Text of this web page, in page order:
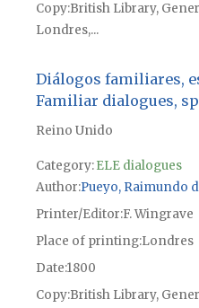
CopyBritish Library,
Londres,...
Diálogos familiares,
Familiar dialogues,
Reino Unido
Category:ELE dialogues
Author Pueyo, Raimundo
Printer/Editor F. Wingrave
Place of printingLondres
Date1800
CopyBritish Library,